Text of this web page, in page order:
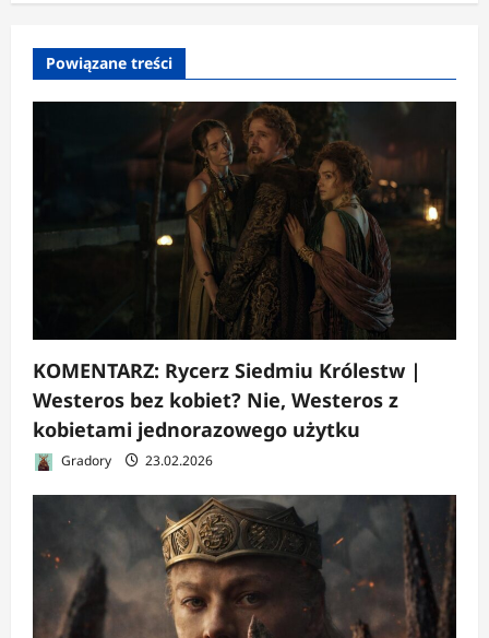
i
Powiązane treści
KOMENTARZ: Rycerz Siedmiu Królestw |
Westeros bez kobiet? Nie, Westeros z
kobietami jednorazowego użytku
Gradory 23.02.2026